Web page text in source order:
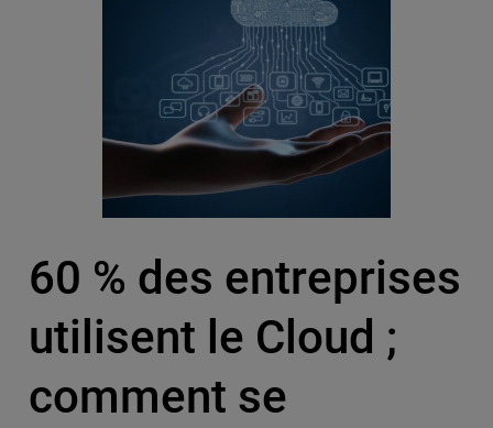
60 % des entreprises
utilisent le Cloud ;
comment se